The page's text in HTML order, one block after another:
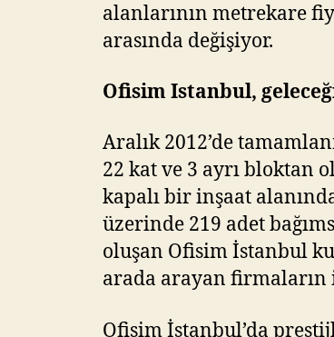
alanlarının metrekare
arasında değişiyor.
Ofisim Istanbul,
Aralık 2012’de
22 kat ve 3 ayrı bloktan
kapalı bir inşaat
üzerinde 219 adet
oluşan Ofisim İstanbul
arada arayan firmaların
Ofisim İstanbul’da